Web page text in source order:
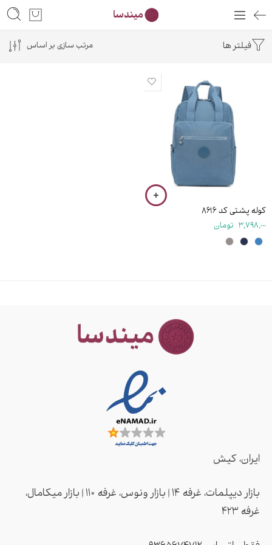
فیلتر ها مرتب سازی بر اساس
کوله پشتی کد ۸۶۱۶
3,798,000 تومان
ایران، کیش
بازار دیپلمات، غرفه ۱۴ | بازار ونوس، غرفه ۱۱۰ | بازار میکامال،
غرفه ۴2۳